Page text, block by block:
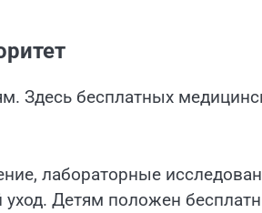
Здесь бесплатных
лабораторные
уход. Детям положен